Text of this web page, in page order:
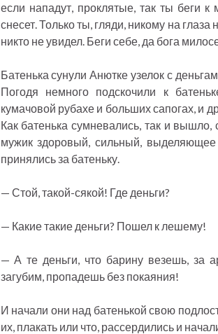
если нападут, проклятые, так ты беги
снесет. Только ты, гляди, никому на глаза
никто не увидел. Беги себе, да бога
Батенька сунули Анютке узелок с
Погодя немного подскочили к
кумачовой рубахе и больших сапогах, и
Как батенька сумневались, так и вышло,
мужик здоровый, сильный,
принялись за батеньку.
— Стой, такой-сякой! Где деньги?
— Какие такие деньги? Пошел к лешему!
— А те деньги, что барину везешь, за
загубим, пропадешь без покаяния!
И начали они над батенькой свою
их, плакать или что, рассердились и